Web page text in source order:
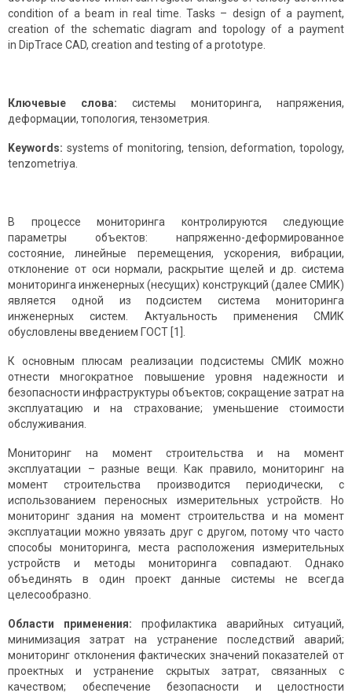
condition of a beam in real time. Tasks – design of a payment,
creation of the schematic diagram and topology of a payment
in DipTrace CAD, creation and testing of a prototype.
Ключевые слова: системы мониторинга, напряжения,
деформации, топология, тензометрия.
Keywords: systems of monitoring, tension, deformation, topology,
tenzometriya.
В процессе мониторинга контролируются следующие
параметры объектов: напряженно-деформированное
состояние, линейные перемещения, ускорения, вибрации,
отклонение от оси нормали, раскрытие щелей и др. система
мониторинга инженерных (несущих) конструкций (далее СМИК)
является одной из подсистем система мониторинга
инженерных систем. Актуальность применения СМИК
обусловлены введением ГОСТ [1].
К основным плюсам реализации подсистемы СМИК можно
отнести многократное повышение уровня надежности и
безопасности инфраструктуры объектов; сокращение затрат на
эксплуатацию и на страхование; уменьшение стоимости
обслуживания.
Мониторинг на момент строительства и на момент
эксплуатации – разные вещи. Как правило, мониторинг на
момент строительства производится периодически, с
использованием переносных измерительных устройств. Но
мониторинг здания на момент строительства и на момент
эксплуатации можно увязать друг с другом, потому что часто
способы мониторинга, места расположения измерительных
устройств и методы мониторинга совпадают. Однако
объединять в один проект данные системы не всегда
целесообразно.
Области применения: профилактика аварийных ситуаций,
минимизация затрат на устранение последствий аварий;
мониторинг отклонения фактических значений показателей от
проектных и устранение скрытых затрат, связанных с
качеством; обеспечение безопасности и целостности